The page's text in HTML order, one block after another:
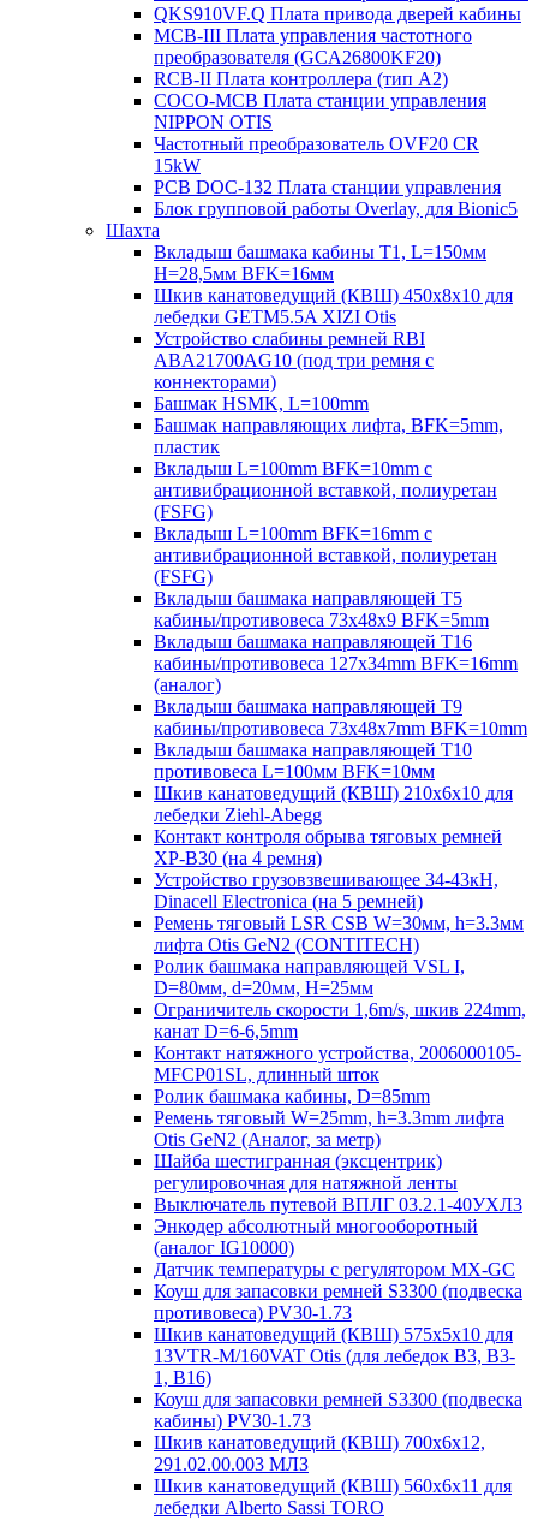
QKS910VF.Q Плата привода дверей кабины
MCB-III Плата управления частотного
преобразователя (GCA26800KF20)
RCB-II Плата контроллера (тип A2)
COCO-MCB Плата станции управления
NIPPON OTIS
Частотный преобразователь OVF20 CR
15kW
PCB DOC-132 Плата станции управления
Блок групповой работы Overlay, для Bionic5
Шахта
Вкладыш башмака кабины T1, L=150мм
H=28,5мм BFK=16мм
Шкив канатоведущий (КВШ) 450х8х10 для
лебедки GETM5.5A XIZI Otis
Устройство слабины ремней RBI
ABA21700AG10 (под три ремня с
коннекторами)
Башмак HSMK, L=100mm
Башмак направляющих лифта, BFK=5mm,
пластик
Вкладыш L=100mm BFK=10mm с
антивибрационной вставкой, полиуретан
(FSFG)
Вкладыш L=100mm BFK=16mm с
антивибрационной вставкой, полиуретан
(FSFG)
Вкладыш башмака направляющей T5
кабины/противовеса 73х48х9 BFK=5mm
Вкладыш башмака направляющей T16
кабины/противовеса 127х34mm BFK=16mm
(аналог)
Вкладыш башмака направляющей T9
кабины/противовеса 73х48х7mm BFK=10mm
Вкладыш башмака направляющей T10
противовеса L=100мм BFK=10мм
Шкив канатоведущий (КВШ) 210х6х10 для
лебедки Ziehl-Abegg
Контакт контроля обрыва тяговых ремней
XP-B30 (на 4 ремня)
Устройство грузовзвешивающее 34-43кН,
Dinacell Electronica (на 5 ремней)
Ремень тяговый LSR CSB W=30мм, h=3.3мм
лифта Otis GeN2 (CONTITECH)
Ролик башмака направляющей VSL I,
D=80мм, d=20мм, H=25мм
Ограничитель скорости 1,6m/s, шкив 224mm,
канат D=6-6,5mm
Контакт натяжного устройства, 2006000105-
MFCP01SL, длинный шток
Ролик башмака кабины, D=85mm
Ремень тяговый W=25mm, h=3.3mm лифта
Otis GeN2 (Аналог, за метр)
Шайба шестигранная (эксцентрик)
регулировочная для натяжной ленты
Выключатель путевой ВПЛГ 03.2.1-40УХЛ3
Энкодер абсолютный многооборотный
(аналог IG10000)
Датчик температуры с регулятором MX-GC
Коуш для запасовки ремней S3300 (подвеска
противовеса) PV30-1.73
Шкив канатоведущий (КВШ) 575х5х10 для
13VTR-M/160VAT Otis (для лебедок B3, B3-
1, B16)
Коуш для запасовки ремней S3300 (подвеска
кабины) PV30-1.73
Шкив канатоведущий (КВШ) 700х6х12,
291.02.00.003 МЛЗ
Шкив канатоведущий (КВШ) 560х6х11 для
лебедки Alberto Sassi TORO